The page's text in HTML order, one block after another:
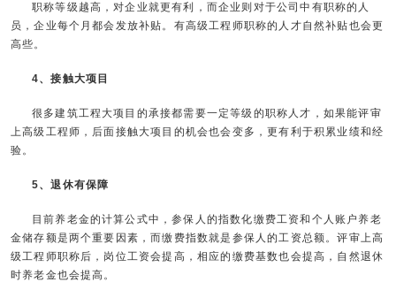
职称等级越高，对企业就更有利，而企业则对于公司中有职称的人
员，企业每个月都会发放补贴。有高级工程师职称的人才自然补贴也会更
高些。
4、接触大项目
很多建筑工程大项目的承接都需要一定等级的职称人才，如果能评审
上高级工程师，后面接触大项目的机会也会变多，更有利于积累业绩和经
验。
5、退休有保障
目前养老金的计算公式中，参保人的指数化缴费工资和个人账户养老
金储存额是两个重要因素，而缴费指数就是参保人的工资总额。评审上高
级工程师职称后，岗位工资会提高，相应的缴费基数也会提高，自然退休
时养老金也会提高。